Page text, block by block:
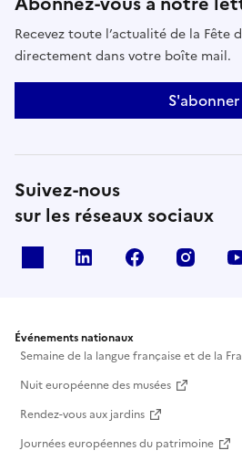
Recevez toute l’actualité de la Fête
directement dans votre boîte mail.
S'abonner
Suivez-nous
sur les réseaux sociaux
Linkedin Facebook
Événements nationaux
Semaine de la langue française et de la
Nuit européenne des musées
Rendez-vous aux jardins
Journées européennes du patrimoine